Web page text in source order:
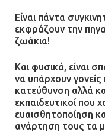
Είναι πάντα
εκφράζουν την
ζωάκια!
Και φυσικά, είναι
να υπάρχουν γονείς
κατεύθυνση αλλά
εκπαιδευτικοί που
ευαισθητοποίηση
ανάρτηση τους τα